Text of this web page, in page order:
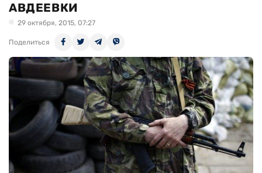
АВДЕЕВКИ
29 октября, 2015, 07:27
Поделиться